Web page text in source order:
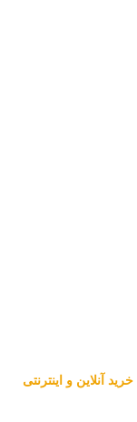
خرید آنلاین و اینترنتی